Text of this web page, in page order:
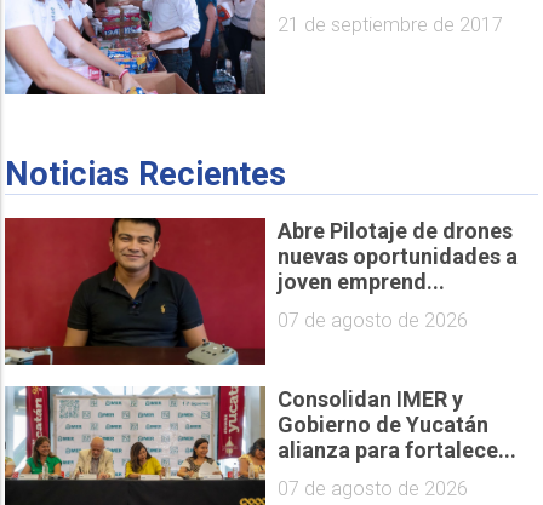
21 de septiembre de 2017
Noticias Recientes
Abre Pilotaje de drones
nuevas oportunidades a
joven emprend...
07 de agosto de 2026
Consolidan IMER y
Gobierno de Yucatán
alianza para fortalece...
07 de agosto de 2026